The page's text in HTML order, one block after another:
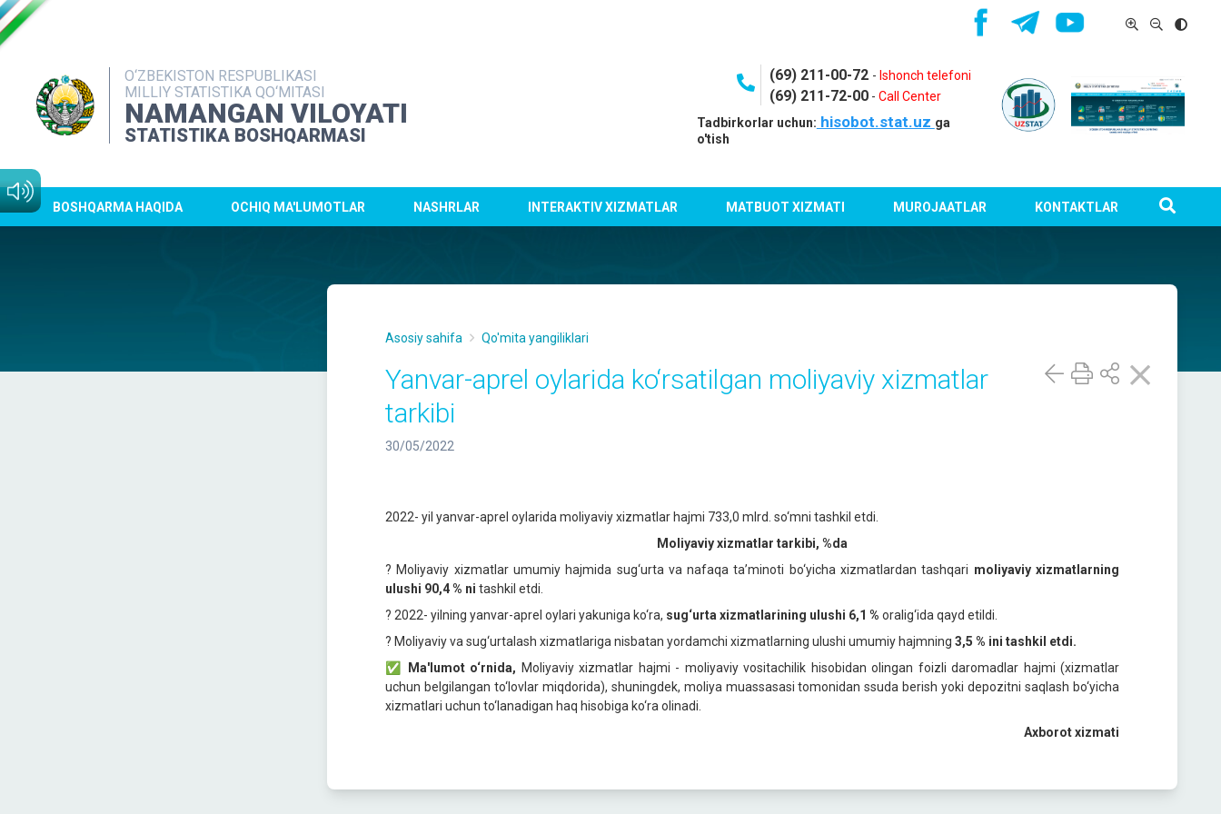
O‘ZBEKISTON RESPUBLIKASI
MILLIY STATISTIKA QO‘MITASI
NAMANGAN VILOYATI
STATISTIKA BOSHQARMASI
(69) 211-00-72 - Ishonch telefoni
(69) 211-72-00- Call Center
Tadbirkorlar uchun: hisobot.stat.uz ga
o'tish
BOSHQARMA HAQIDA OCHIQ MA'LUMOTLAR NASHRLAR INTERAKTIV XIZMATLAR MATBUOT XIZMATI MUROJAATLAR KONTAKTLAR
Asosiy sahifa Qo'mita yangiliklari
Yanvar-aprel oylarida ko‘rsatilgan moliyaviy xizmatlar
tarkibi
30/05/2022
2022- yil yanvar-aprel oylarida moliyaviy xizmatlar hajmi 733,0 mlrd. so‘mni tashkil etdi.
Moliyaviy xizmatlar tarkibi, %da
? Moliyaviy xizmatlar umumiy hajmida sug‘urta va nafaqa ta’minoti bo‘yicha xizmatlardan tashqari moliyaviy xizmatlarning
ulushi 90,4 % ni tashkil etdi.
? 2022- yilning yanvar-aprel oylari yakuniga ko‘ra, sug‘urta xizmatlarining ulushi 6,1 % oralig‘ida qayd etildi.
? Moliyaviy va sug‘urtalash xizmatlariga nisbatan yordamchi xizmatlarning ulushi umumiy hajmning 3,5 % ini tashkil etdi.
✅
Ma'lumot o‘rnida, Мoliyaviy xizmatlar hajmi - moliyaviy vositachilik hisobidan olingan foizli daromadlar hajmi (xizmatlar
uchun belgilangan to‘lovlar miqdorida), shuningdek, moliya muassasasi tomonidan ssuda berish yoki depozitni saqlash bo‘yicha
xizmatlari uchun to‘lanadigan haq hisobiga ko‘ra olinadi.
Axborot xizmati